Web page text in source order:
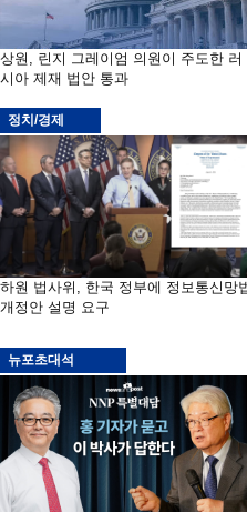
상원, 린지 그레이엄 의원이 주도한 러
시아 제재 법안 통과
정치/경제
하원 법사위, 한국 정부에 정보통신망
개정안 설명 요구
뉴포초대석